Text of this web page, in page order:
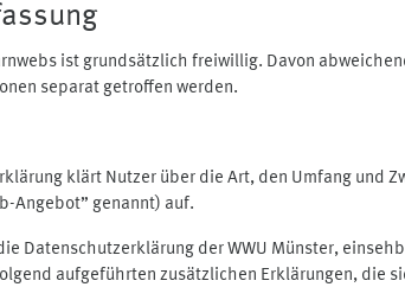
ist grundsätzlich freiwillig. Davon
separat getroffen werden.
klärt Nutzer über die Art, den Umfang und
Angebot” genannt) auf.
Datenschutzerklärung der WWU Münster,
aufgeführten zusätzlichen Erklärungen, die